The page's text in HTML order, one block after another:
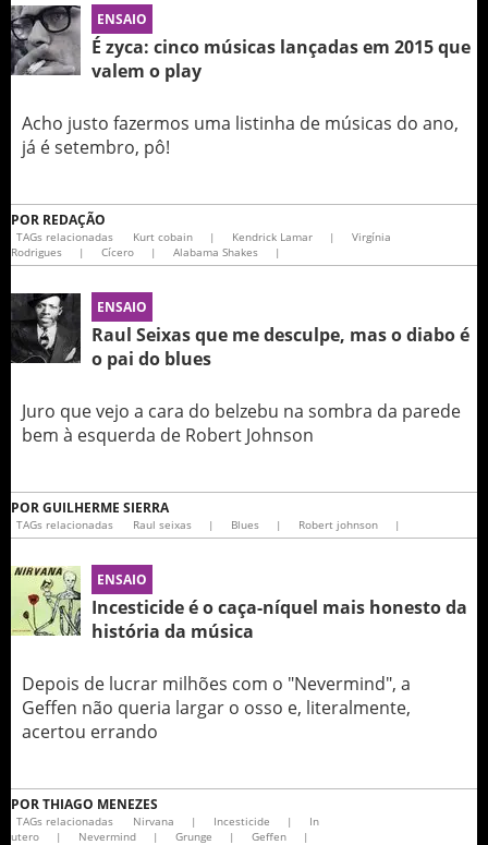
ENSAIO
É zyca: cinco músicas lançadas em 2015 que
valem o play
Acho justo fazermos uma listinha de músicas do ano,
já é setembro, pô!
POR REDAÇÃO
TAGs relacionadas Kurt cobain | Kendrick Lamar |
Virgínia
Rodrigues
| Cícero | Alabama Shakes |
ENSAIO
Raul Seixas que me desculpe, mas o diabo é
o pai do blues
Juro que vejo a cara do belzebu na sombra da parede
bem à esquerda de Robert Johnson
PORGUILHERME SIERRA
TAGs relacionadas Raul seixas | Blues | Robert johnson |
ENSAIO
Incesticide é o caça-níquel mais honesto da
história da música
Depois de lucrar milhões com o "Nevermind", a
Geffen não queria largar o osso e, literalmente,
acertou errando
PORTHIAGO MENEZES
TAGs relacionadas Nirvana | Incesticide |
In
utero
| Nevermind | Grunge | Geffen |